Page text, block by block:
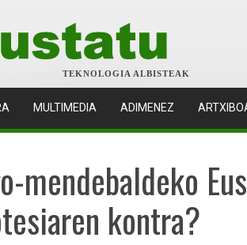
TEKNOLOGIA ALBISTEAK
(CURRENT)
MULTIMEDIA ADIMENEZ
mendebaldeko
kontra?